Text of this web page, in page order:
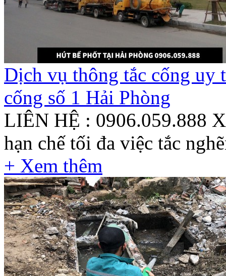
Dịch vụ thông tắc cống uy
cống số 1 Hải Phòng
LIÊN HỆ : 0906.059.888
hạn chế tối đa việc tắc
+ Xem thêm